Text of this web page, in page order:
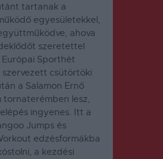
tartanak a
egyesületekkel,
ahova
szeretettel
Európai Sporthét
szervezett csütörtöki
a Salamon Ernő
tornaterémben lesz,
ingyenes. Itt a
Jumps és
edzésformákba
a kezdési